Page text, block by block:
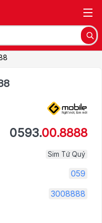
0593.00.8888
Sim Tứ Quý
059
3008888